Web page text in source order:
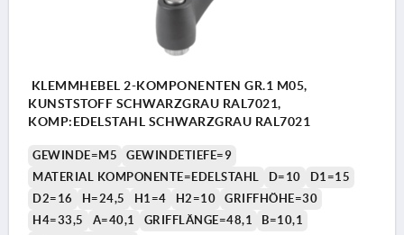
KLEMMHEBEL 2-KOMPONENTEN GR.1 M05,
KUNSTSTOFF SCHWARZGRAU RAL7021,
KOMP:EDELSTAHL SCHWARZGRAU RAL7021
GEWINDE=M5
GEWINDETIEFE=9
MATERIAL KOMPONENTE=EDELSTAHL
D=10
D1=15
D2=16
H=24,5 H1=4 H2=10
GRIFFHÖHE=30
H4=33,5
A=40,1 GRIFFLÄNGE=48,1
B=10,1